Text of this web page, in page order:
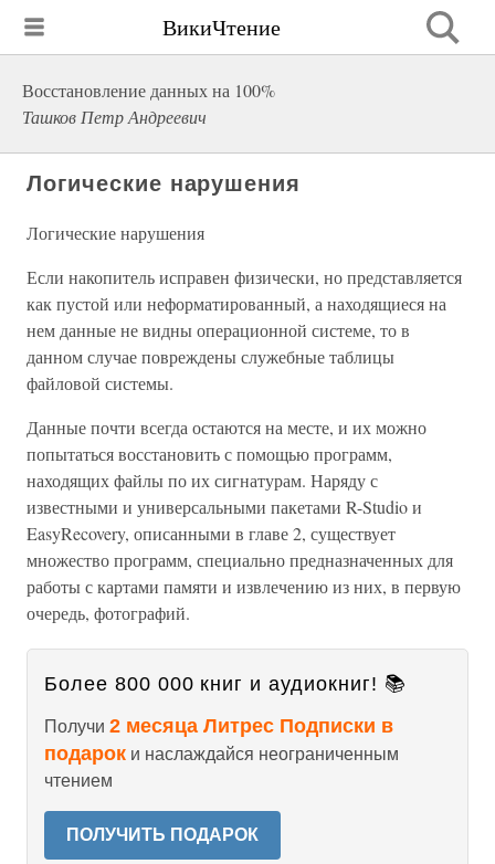
ВикиЧтение
Восстановление данных на 100%
Ташков Петр Андреевич
Логические нарушения
Логические нарушения
Если накопитель исправен физически, но представляется
как пустой или неформатированный, а находящиеся на
нем данные не видны операционной системе, то в
данном случае повреждены служебные таблицы
файловой системы.
Данные почти всегда остаются на месте, и их можно
попытаться восстановить с помощью программ,
находящих файлы по их сигнатурам. Наряду с
известными и универсальными пакетами R-Studio и
EasyRecovery, описанными в главе 2, существует
множество программ, специально предназначенных для
работы с картами памяти и извлечению из них, в первую
очередь, фотографий.
Более 800 000 книг и аудиокниг! 📚
Получи 2 месяца Литрес Подписки в
подарок и наслаждайся неограниченным
чтением
ПОЛУЧИТЬ ПОДАРОК